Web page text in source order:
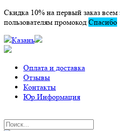
Скидка 10% на первый заказ
пользователям промокод Спасибо
Казань
Оплата и доставка
Отзывы
Контакты
Юр.Информация